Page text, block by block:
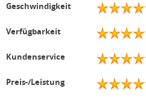
Geschwindigkeit
Verfügbarkeit
Kundenservice
Preis-/Leistung